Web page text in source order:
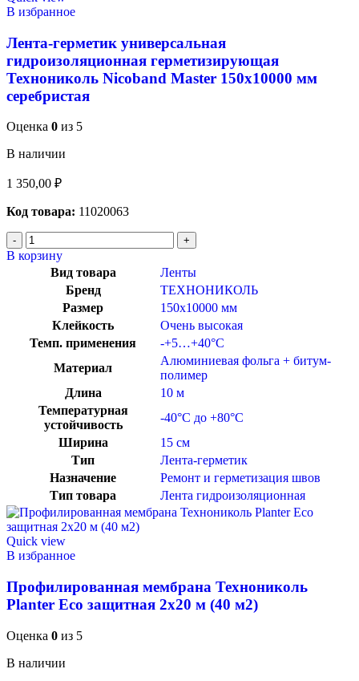
В избранное
Лента-герметик универсальная
гидроизоляционная герметизирующая
Технониколь Nicoband Master 150х10000 мм
серебристая
Оценка 0 из 5
В наличии
1 350,00 ₽
Код товара: 11020063
В корзину
Вид товара
Ленты
Бренд
ТЕХНОНИКОЛЬ
Размер
150х10000 мм
Клейкость
Очень высокая
Темп. применения
-+5…+40°C
Материал
Алюминиевая фольга + битум-
полимер
Длина
10 м
Температурная
устойчивость
-40°C до +80°C
Ширина
15 см
Тип
Лента-герметик
Назначение
Ремонт и герметизация швов
Тип товара
Лента гидроизоляционная
Quick view
В избранное
Профилированная мембрана Технониколь
Planter Eco защитная 2х20 м (40 м2)
Оценка 0 из 5
В наличии